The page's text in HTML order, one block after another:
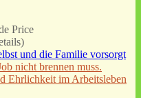
Price
)
nicht brennen muss.
Ehrlichkeit im Arbeitsleben